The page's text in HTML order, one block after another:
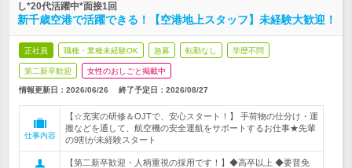
し*20代活躍中*面接1回
新千歳空港で活躍できる！【空港地上スタッフ】未経験大歓迎！
正社員 職種・業種未経験OK 急募 転勤なし 学歴不問
第二新卒歓迎 女性のおしごと掲載中
情報更新日：2026/06/26 終了予定日： 2026/08/27
仕事内容
【☆充実の研修＆OJTで、安心スタート！】 手荷物の仕分け・運
搬などを通して、航空機の安全運航をサポートするお仕事★先輩
の9割が未経験スタート
【第二新卒歓迎・人柄重視の採用です！】◆高卒以上 ◆要普免